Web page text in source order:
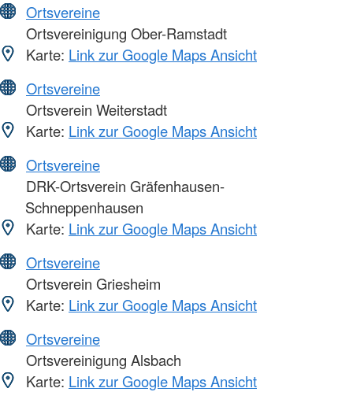
Ortsvereine
Ortsvereinigung Ober-Ramstadt
Karte: Link zur Google Maps Ansicht
Ortsvereine
Ortsverein Weiterstadt
Karte: Link zur Google Maps Ansicht
Ortsvereine
DRK-Ortsverein Gräfenhausen-
Schneppenhausen
Karte: Link zur Google Maps Ansicht
Ortsvereine
Ortsverein Griesheim
Karte: Link zur Google Maps Ansicht
Ortsvereine
Ortsvereinigung Alsbach
Karte: Link zur Google Maps Ansicht